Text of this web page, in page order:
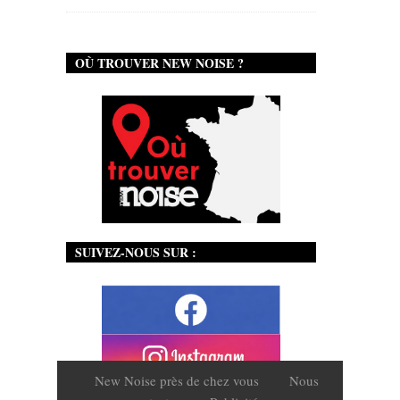
OÙ TROUVER NEW NOISE ?
SUIVEZ-NOUS SUR :
New Noise près de chez vous
Nous